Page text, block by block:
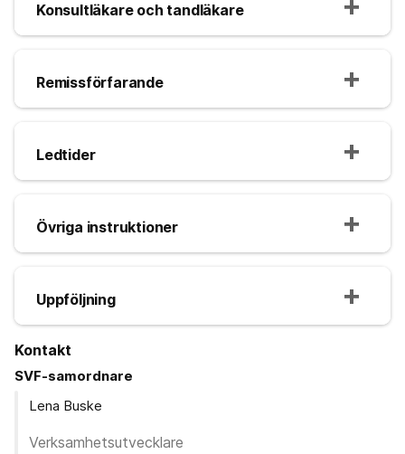
Konsultläkare och tandläkare
Remissförfarande
Ledtider
Övriga instruktioner
Uppföljning
Kontakt
SVF-samordnare
Lena Buske
Verksamhetsutvecklare